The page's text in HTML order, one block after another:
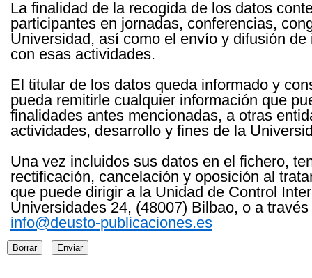
La finalidad de la recogida de los datos
participantes en jornadas, conferencias,
Universidad, así como el envío y difusión
con esas actividades.
El titular de los datos queda informado y
pueda remitirle cualquier información que
finalidades antes mencionadas, a otras
actividades, desarrollo y fines de la
Una vez incluidos sus datos en el fichero,
rectificación, cancelación y oposición al
que puede dirigir a la Unidad de Control
Universidades 24, (48007) Bilbao, o a
info@deusto-publicaciones.es
Borrar Enviar